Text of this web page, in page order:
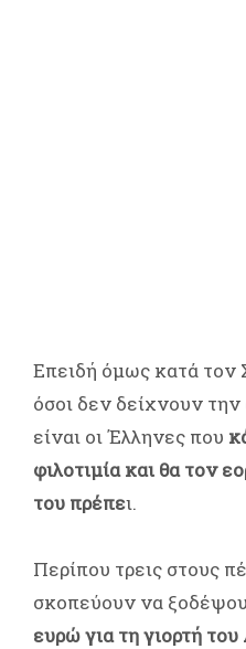
Επειδή όμως κατά τον
όσοι δεν δείχνουν την
είναι οι Έλληνες που
φιλοτιμία και θα τον
του πρέπει.
Περίπου τρεις στους
σκοπεύουν να
ευρώ για τη γιορτή